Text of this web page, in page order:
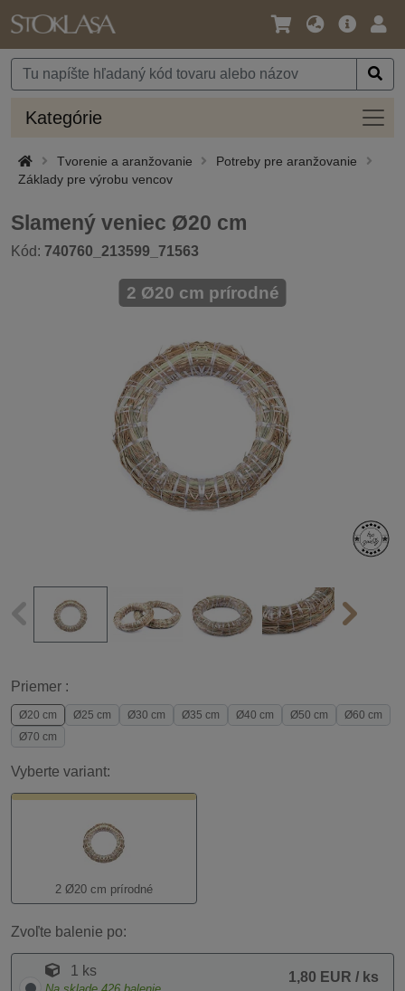
Jazyk
Mena
Hlavná
Kategórie
Tvorenie a aranžovanie
Potreby pre aranžovanie
Základy pre výrobu vencov
Slamený veniec Ø20 cm
Kód: 740760_213599_71563
2 Ø20 cm prírodné
Priemer :
Ø20 cm Ø25 cm Ø30 cm Ø35 cm Ø40 cm Ø50 cm
Ø60 cm
Ø70 cm
Vyberte variant:
2 Ø20 cm prírodné
Zvoľte balenie po:
1 ks 1,80 EUR / ks